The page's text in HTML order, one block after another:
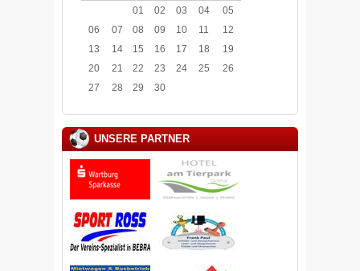
01
02 03 04
05
06
07 08 09 10 11
12
13
14 15 16 17 18
19
20
21 22 23 24 25
26
27
28 29 30
UNSERE PARTNER